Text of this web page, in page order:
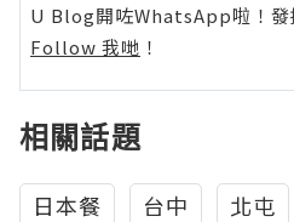
U Blog開咗WhatsApp啦！發
Follow 我哋 ！
相關話題
日本餐 台中 北屯